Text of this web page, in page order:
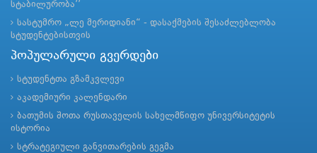
სტაბილურობა’’
სასტუმრო „ლე მერიდიანი“ - დასაქმების შესაძლებლობა
სტუდენტებისთვის
პოპულარული გვერდები
სტუდენტთა გზამკვლევი
აკადემიური კალენდარი
ბათუმის შოთა რუსთაველის სახელმწიფო უნივერსიტეტის
ისტორია
სტრატეგიული განვითარების გეგმა